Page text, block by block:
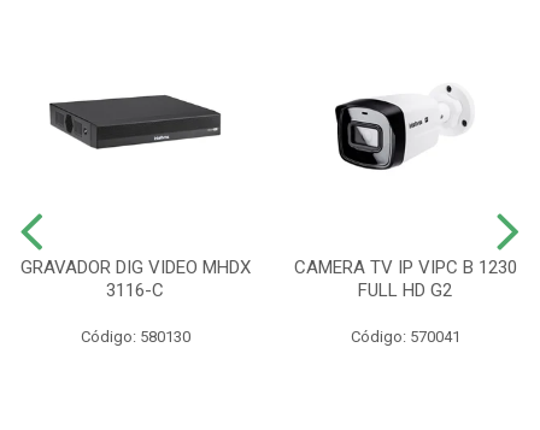
GRAVADOR DIG VIDEO MHDX
3116-C
Código: 580130
CAMERA TV IP VIPC B 1230
FULL HD G2
Código: 570041